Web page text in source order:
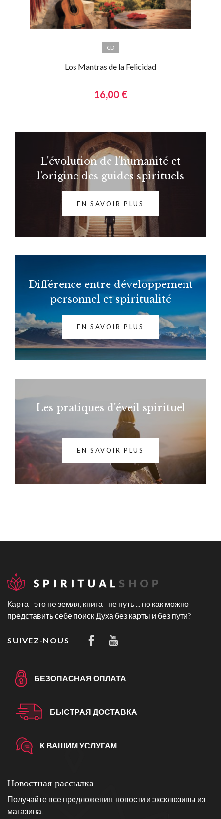
CD
Los Mantras de la Felicidad
16,00 €
L'évolution de l’humanité et
l’origine des guides spirituels
EN SAVOIR PLUS
Différence entre développement
personnel et spiritualité
EN SAVOIR PLUS
Les pratiques d'éveil spirituel
EN SAVOIR PLUS
Карта - это не земля, книга - не путь ... но как можно
представить себе поиск Духа без карты и без пути?
SUIVEZ-NOUS
БЕЗОПАСНАЯ ОПЛАТА
БЫСТРАЯ ДОСТАВКА
К ВАШИМ УСЛУГАМ
Новостная рассылка
Получайте все предложения, новости и эксклюзивы из
магазина.